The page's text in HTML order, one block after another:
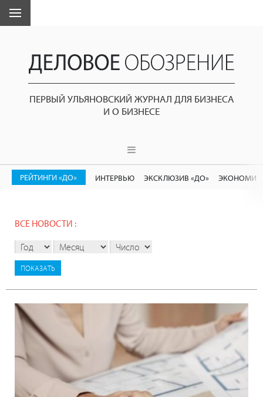
ПЕРВЫЙ УЛЬЯНОВСКИЙ ЖУРНАЛ ДЛЯ БИЗНЕСА
И О БИЗНЕСЕ
РЕЙТИНГИ «ДО» ИНТЕРВЬЮ ЭКСКЛЮЗИВ «ДО»
ВСЕ НОВОСТИ :